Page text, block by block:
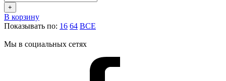
+
В корзину
Показывать по: 16 64 ВСЕ
Мы в социальных сетях